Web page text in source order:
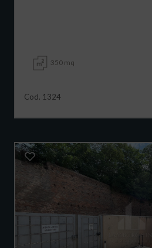
350 mq
Cod. 1324